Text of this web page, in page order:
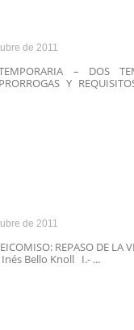
de 2011
– DOS
Y
de 2011
REPASO DE LA
Bello Knoll I.- ...